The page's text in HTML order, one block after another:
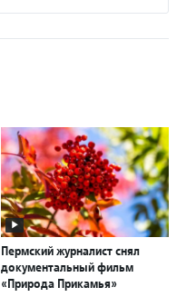
Пермский журналист снял
документальный фильм
«Природа Прикамья»